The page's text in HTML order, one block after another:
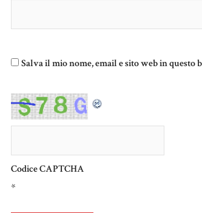
Salva il mio nome, email e sito web in
Codice CAPTCHA
*